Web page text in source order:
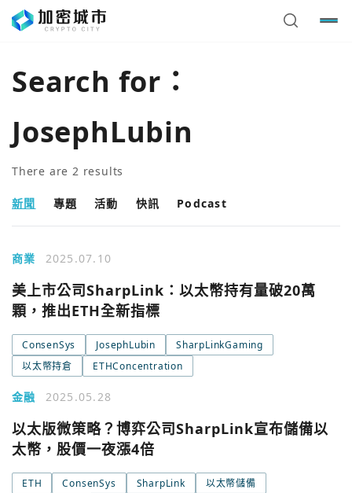
Search for：
JosephLubin
There are 2 results
新聞 專題 活動 快訊 Podcast
商業 2025.07.10
美上市公司SharpLink：以太幣持有量破20萬
顆，推出ETH全新指標
ConsenSys JosephLubin
SharpLinkGaming
以太幣持倉
ETHConcentration
金融 2025.05.28
以太版微策略？博弈公司SharpLink宣布儲備以
太幣，股價一夜漲4倍
ETH ConsenSys SharpLink
以太幣儲備
今日熱門
使用以下帳號繼續
Apple
您已閒置5分鐘，請點擊關閉按鈕或空白處，即可回到加密
城市
今日熱門
關閉